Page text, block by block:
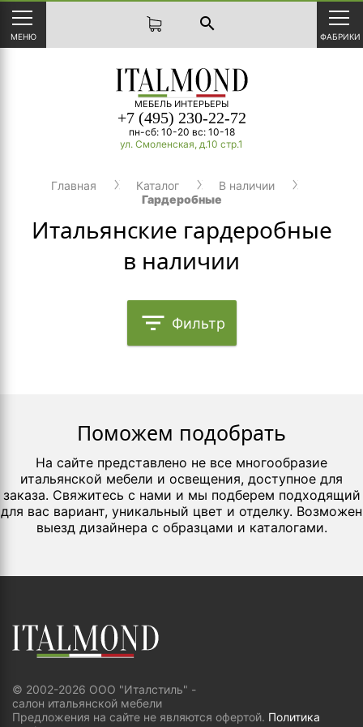
МЕНЮ
search
ФАБРИКИ
МЕБЕЛЬ ИНТЕРЬЕРЫ
+7 (495) 230-22-72
пн-сб: 10-20 вс: 10-18
ул. Смоленская, д.10 стр.1
Главная Каталог
В наличии
Гардеробные
Итальянские гардеробные
в наличии
filter_list Фильтр
Поможем подобрать
На сайте представлено не все многообразие
итальянской мебели и освещения, доступное для
заказа. Свяжитесь с нами и мы подберем подходящий
для вас вариант, уникальный цвет и отделку. Возможен
выезд дизайнера с образцами и каталогами.
© 2002-2026 ООО "Италстиль" -
салон итальянской мебели
Предложения на сайте не являются офертой. Политика